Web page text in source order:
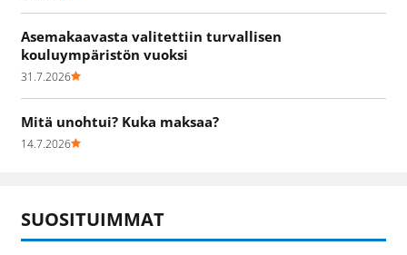
Asemakaavasta valitettiin turvallisen
kouluympäristön vuoksi
31.7.2026
Mitä unohtui? Kuka maksaa?
14.7.2026
SUOSITUIMMAT